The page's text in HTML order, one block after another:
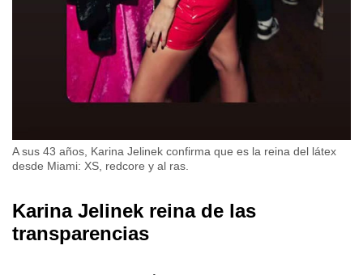
A sus 43 años, Karina Jelinek confirma que es la reina del látex
desde Miami: XS, redcore y al ras.
Karina Jelinek reina de las
transparencias